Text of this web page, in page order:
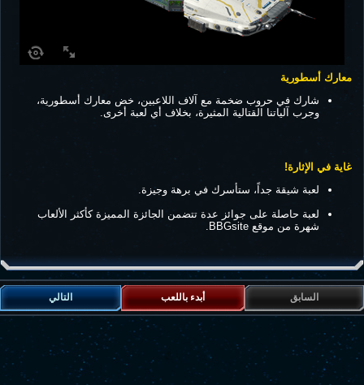
معارك أسطورية
شارك في حروب ضخمة مع آلاف اللاعبين، خض معارك أسطورية،
وجرب آلياتنا القتالية المثيرة، بخلاف أي لعبة أخرى.
غاية في الإثارة!
لعبة شيقة جداً، ستأسرك في برهة وجيزة.
لعبة حاصلة على جوائز عدة تتضمن الجائزة المميزة كأكثر الألعاب
شهرة من موقع BBGsite.
السابق أبدء باللعب التالي